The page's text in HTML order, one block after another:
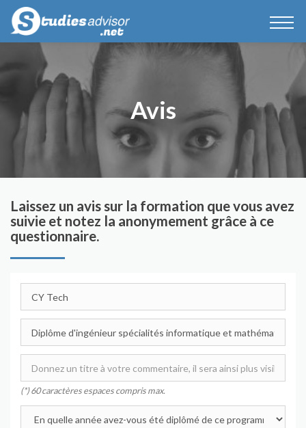
Avis
Laissez un avis sur la formation que vous avez
suivie et notez la anonymement grâce à ce
questionnaire.
(*) 60 caractères espaces compris max.